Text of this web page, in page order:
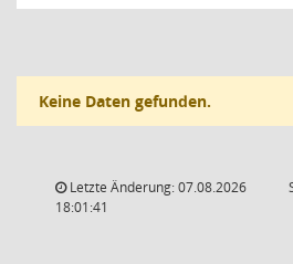
Keine Daten gefunden.
Letzte Änderung: 07.08.2026
18:01:41